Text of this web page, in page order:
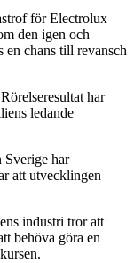
för Electrolux
den igen och
en chans till revansch
har
ledande
Sverige har
att utvecklingen
industri tror att
behöva göra en